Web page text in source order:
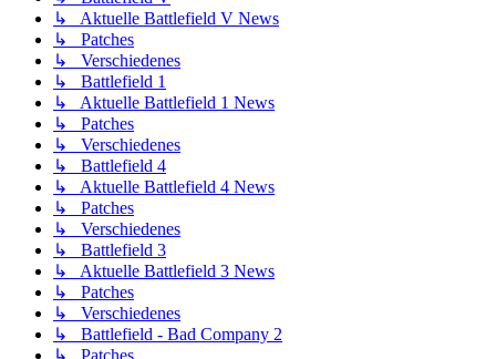
↳ Aktuelle Battlefield V News
↳ Patches
↳ Verschiedenes
↳ Battlefield 1
↳ Aktuelle Battlefield 1 News
↳ Patches
↳ Verschiedenes
↳ Battlefield 4
↳ Aktuelle Battlefield 4 News
↳ Patches
↳ Verschiedenes
↳ Battlefield 3
↳ Aktuelle Battlefield 3 News
↳ Patches
↳ Verschiedenes
↳ Battlefield - Bad Company 2